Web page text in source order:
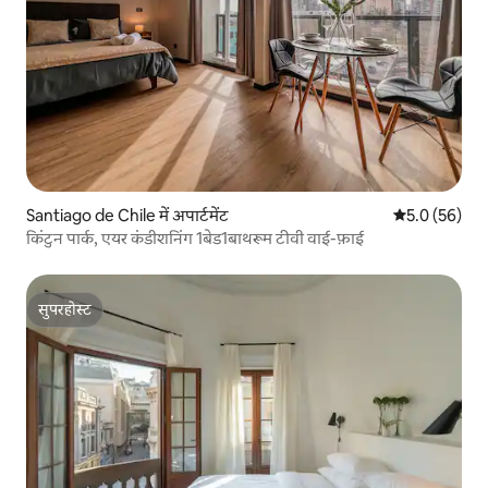
Santiago de Chile में अपार्टमेंट औसत रेटिंग 5
5.0 (56)
किंटुन पार्क, एयर कंडीशनिंग 1बेड1बाथरूम टीवी वाई-फ़ाई
सुपरहोस्ट
सुपरहोस्ट